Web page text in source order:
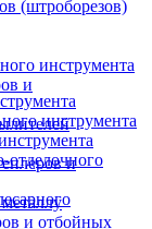
(штроборезов)
инструмента
и
и
и отбойных
инструмента
отделочного